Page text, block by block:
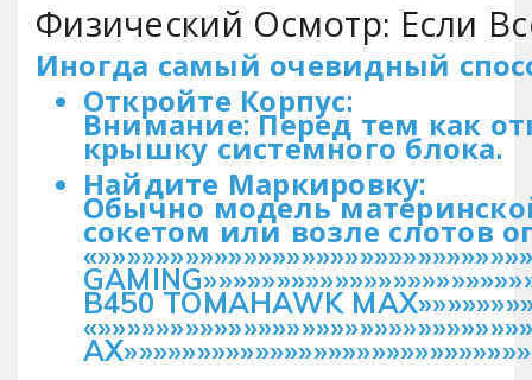
Физический Осмотр: Если
Иногда самый очевидный
Откройте Корпус:
Внимание: Перед тем как
крышку системного блока.
Найдите Маркировку:
Обычно модель
сокетом или возле слотов
B450 TOMAHAWK